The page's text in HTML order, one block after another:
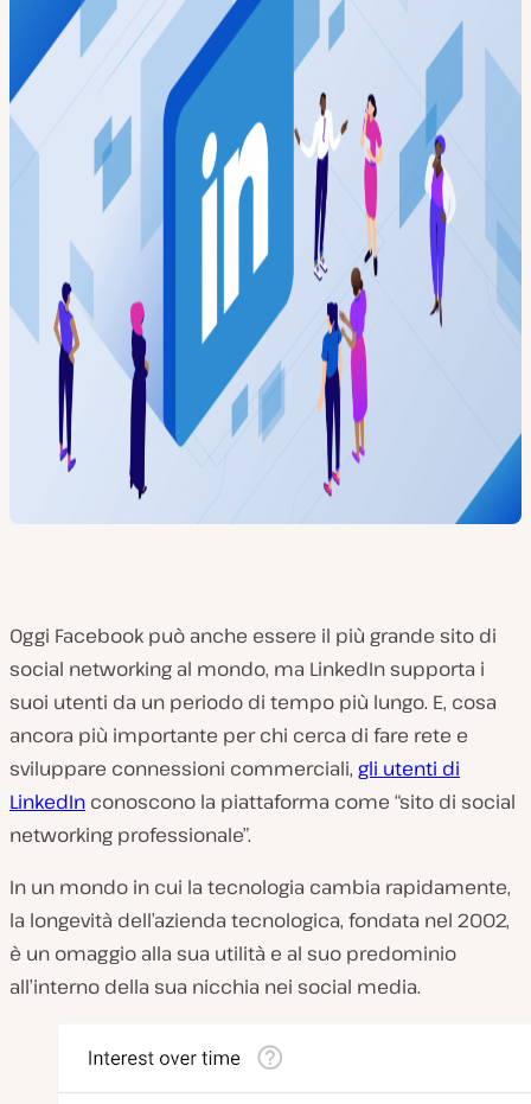
Oggi Facebook può anche essere il più grande sito di
social networking al mondo, ma LinkedIn supporta i
suoi utenti da un periodo di tempo più lungo. E, cosa
ancora più importante per chi cerca di fare rete e
sviluppare connessioni commerciali, gli utenti di
LinkedIn conoscono la piattaforma come “sito di social
networking professionale”.
In un mondo in cui la tecnologia cambia rapidamente,
la longevità dell’azienda tecnologica, fondata nel 2002,
è un omaggio alla sua utilità e al suo predominio
all’interno della sua nicchia nei social media.